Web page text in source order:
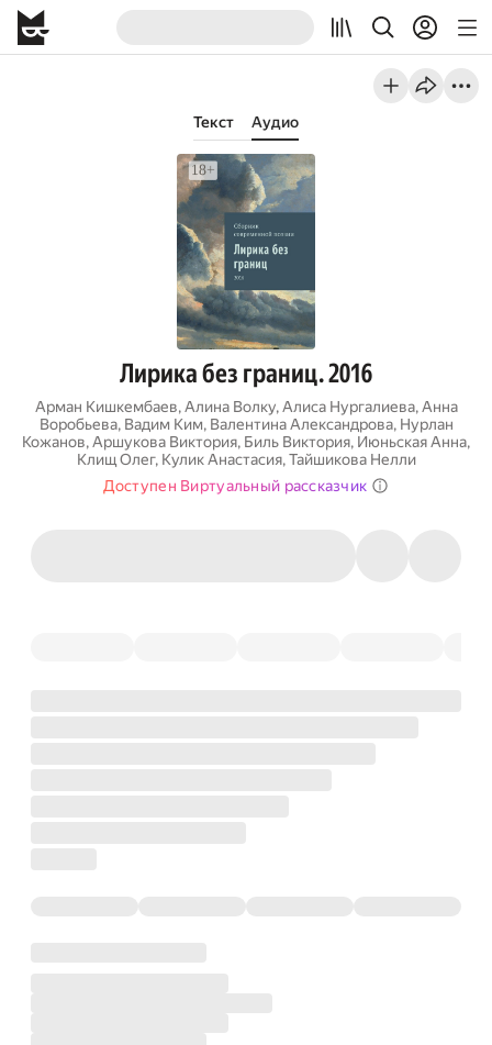
Текст Аудио
Лирика без границ. 2016
Арман Кишкембаев,Алина Волку,Алиса Нургалиева,Анна
Воробьева, Вадим Ким, Валентина Александрова, Нурлан
Кожанов,Аршукова Виктория, Биль Виктория, Июньская Анна,
Клищ Олег, Кулик Анастасия,Тайшикова Нелли
Доступен Виртуальный рассказчик